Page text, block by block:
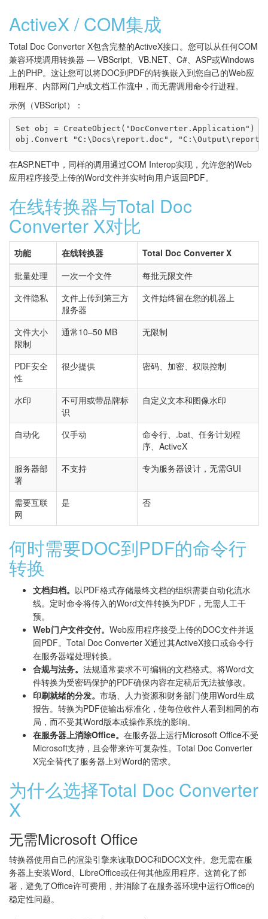
ActiveX / COM集成
Total Doc Converter X包含完整的ActiveX接口。您可以从任何COM
兼容环境调用转换器 — VBScript、VB.NET、C#、ASP或Windows
上的PHP。这让您可以将DOC到PDF的转换嵌入到您自己的Web应
用程序、内部网门户或文档工作流中，而无需调用命令行进程。
示例（VBScript）：
Set obj = CreateObject("DocConverter.Application")
在ASP.NET中，同样的调用通过COM Interop实现，允许您的Web
应用程序接受上传的Word文件并实时向用户返回PDF。
在线转换器与Total Doc
Converter X对比
功能 在线转换器
Total Doc Converter X
批量处理
一次一个文件
每批无限文件
文件隐私
文件上传到第三方
服务器
文件始终留在您的机器上
文件大小
限制
通常10–50 MB 无限制
PDF安全
性
很少提供 密码、加密、权限控制
水印
不可用或带品牌标
识
自定义文本和图像水印
自动化 仅手动
命令行、.bat、任务计划程
序、ActiveX
服务器部
署
不支持 专为服务器设计，无需GUI
需要互联
网
是 否
何时需要DOC到PDF的命令行
转换
文档归档。 以PDF格式存储最终文档的组织需要自动化流水
线。定时命令将传入的Word文件转换为PDF，无需人工干
预。
Web门户文件交付。 Web应用程序接受上传的DOC文件并返
回PDF。Total Doc Converter X通过其ActiveX接口或命令行
在服务器端处理转换。
合规与法务。 法规通常要求不可编辑的文档格式。将Word文
件转换为受密码保护的PDF确保内容在定稿后无法被修改。
印刷就绪的分发。 市场、人力资源和财务部门使用Word生成
报告。转换为PDF使输出标准化，使每位收件人看到相同的布
局，而不受其Word版本或操作系统的影响。
在服务器上消除Office。 在服务器上运行Microsoft Office不受
Microsoft支持，且会带来许可复杂性。Total Doc Converter
X完全替代了服务器上对Word的需求。
为什么选择Total Doc Converter
X
无需Microsoft Office
转换器使用自己的渲染引擎来读取DOC和DOCX文件。您无需在服
务器上安装Word、LibreOffice或任何其他应用程序。这简化了部
署，避免了Office许可费用，并消除了在服务器环境中运行Office的
稳定性问题。